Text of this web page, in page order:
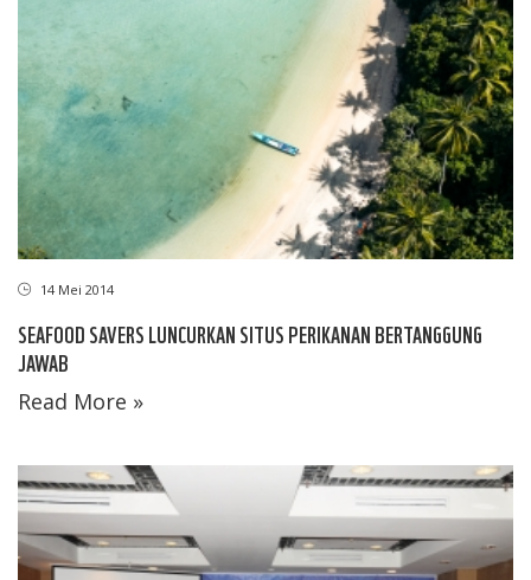
14 Mei 2014
SEAFOOD SAVERS LUNCURKAN SITUS PERIKANAN BERTANGGUNG
JAWAB
Read More »